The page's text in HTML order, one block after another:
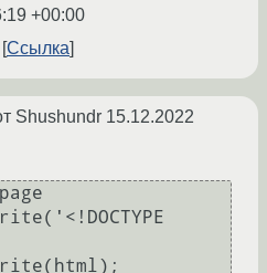
+00:00
Ссылка
Shushundr 15.12.2022